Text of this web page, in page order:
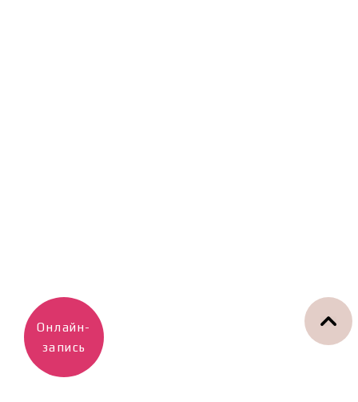
Онлайн-
запись